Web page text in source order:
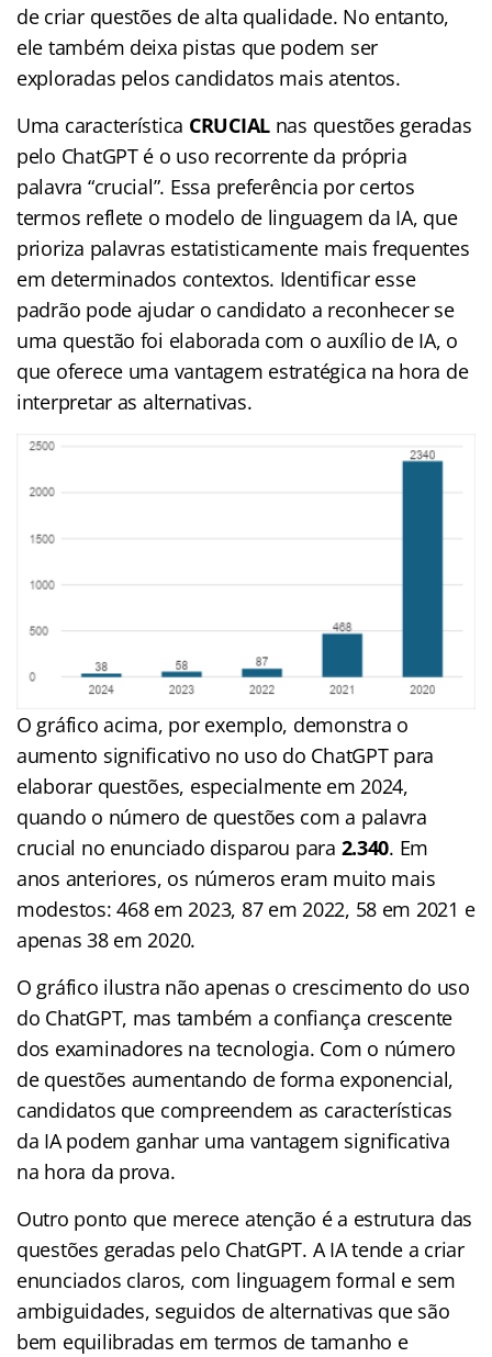
de criar questões de alta qualidade. No entanto,
ele também deixa pistas que podem ser
exploradas pelos candidatos mais atentos.
Uma característica CRUCIAL nas questões geradas
pelo ChatGPT é o uso recorrente da própria
palavra “crucial”. Essa preferência por certos
termos reflete o modelo de linguagem da IA, que
prioriza palavras estatisticamente mais frequentes
em determinados contextos. Identificar esse
padrão pode ajudar o candidato a reconhecer se
uma questão foi elaborada com o auxílio de IA, o
que oferece uma vantagem estratégica na hora de
interpretar as alternativas.
O gráfico acima, por exemplo, demonstra o
aumento significativo no uso do ChatGPT para
elaborar questões, especialmente em 2024,
quando o número de questões com a palavra
crucial no enunciado disparou para 2.340. Em
anos anteriores, os números eram muito mais
modestos: 468 em 2023, 87 em 2022, 58 em 2021 e
apenas 38 em 2020.
O gráfico ilustra não apenas o crescimento do uso
do ChatGPT, mas também a confiança crescente
dos examinadores na tecnologia. Com o número
de questões aumentando de forma exponencial,
candidatos que compreendem as características
da IA podem ganhar uma vantagem significativa
na hora da prova.
Outro ponto que merece atenção é a estrutura das
questões geradas pelo ChatGPT. A IA tende a criar
enunciados claros, com linguagem formal e sem
ambiguidades, seguidos de alternativas que são
bem equilibradas em termos de tamanho e